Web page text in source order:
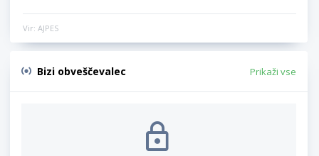
Vir: AJPES
Bizi obveščevalec Prikaži vse